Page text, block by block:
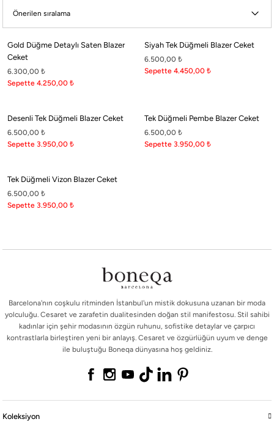
Gold Düğme Detaylı Saten Blazer
Ceket
6.300,00 ₺
Sepette 4.250,00 ₺
Siyah Tek Düğmeli Blazer Ceket
6.500,00 ₺
Sepette 4.450,00 ₺
Desenli Tek Düğmeli Blazer Ceket
6.500,00 ₺
Sepette 3.950,00 ₺
Tek Düğmeli Pembe Blazer Ceket
6.500,00 ₺
Sepette 3.950,00 ₺
Tek Düğmeli Vizon Blazer Ceket
6.500,00 ₺
Sepette 3.950,00 ₺
Barcelona'nın coşkulu ritminden İstanbul'un mistik dokusuna uzanan bir moda
yolculuğu. Cesaret ve zarafetin dualitesinden doğan stil manifestosu. Stil sahibi
kadınlar için şehir modasının özgün ruhunu, sofistike detaylar ve çarpıcı
kontrastlarla birleştiren yeni bir anlayış. Cesaret ve özgürlüğün uyum ve denge
ile buluştuğu Boneqa dünyasına hoş geldiniz.
Koleksiyon
Boneqa Magazin
Barcelona tatil bavulu hazırlarken yanınıza almanız gereken parçaları doğru seçmek, hem şehri
keşfetmenizi kolaylaştırır hem de stilinizden ödün vermemenizi sağlar.
Barcelona'nın coşkulu ritminden İstanbul'un mistik dokusuna uzanan bir moda
kadınlar için şehir modasının özgün ruhunu, sofistike detaylar ve çarpıcı
kontrastlarla birleştiren yeni bir anlayış. Cesaret ve özgürlüğün uyum ve denge
Online Mağaza